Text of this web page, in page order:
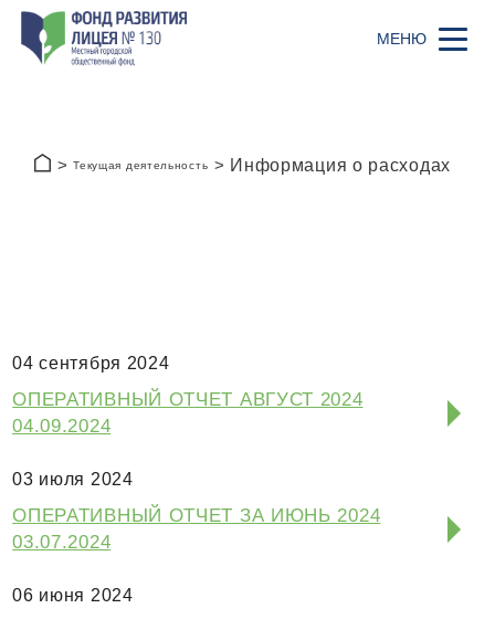
Текущая деятельность Информация о расходах
04 сентября 2024
ОПЕРАТИВНЫЙ ОТЧЕТ АВГУСТ 2024
04.09.2024
03 июля 2024
ОПЕРАТИВНЫЙ ОТЧЕТ ЗА ИЮНЬ 2024
03.07.2024
06 июня 2024